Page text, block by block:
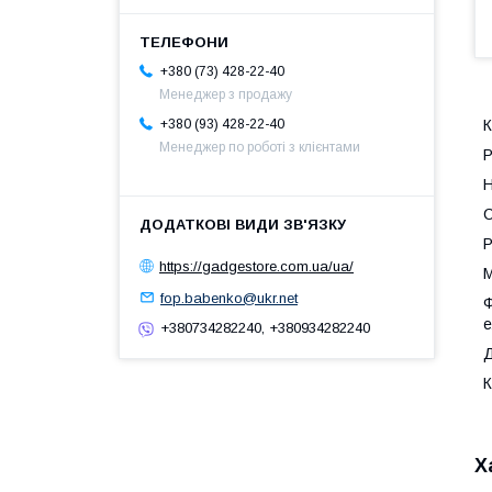
+380 (73) 428-22-40
Менеджер з продажу
+380 (93) 428-22-40
Менеджер по роботі з клієнтами
https://gadgestore.com.ua/ua/
fop.babenko@ukr.net
+380734282240, +380934282240